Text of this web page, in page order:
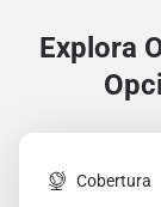
Explora
Cobertura